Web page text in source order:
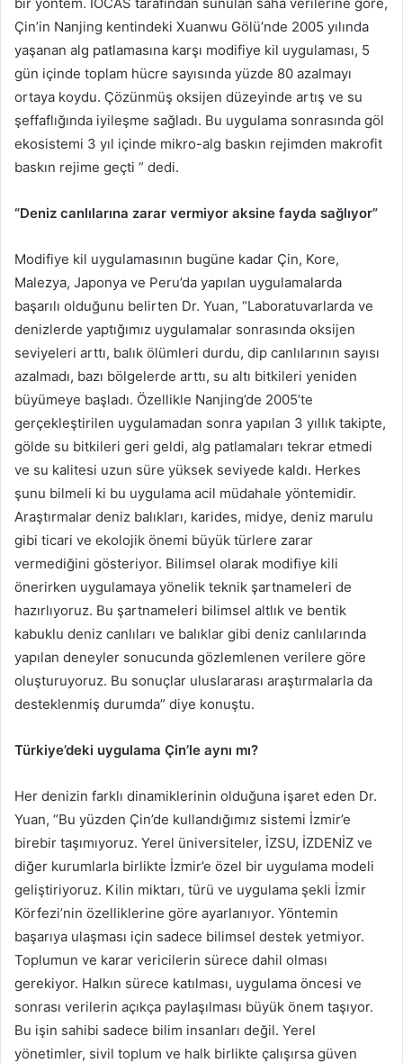
Çin’in Nanjing kentindeki Xuanwu Gölü’nde 2005 yılında
yaşanan alg patlamasına karşı modifiye kil uygulaması, 5
gün içinde toplam hücre sayısında yüzde 80 azalmayı
ortaya koydu. Çözünmüş oksijen düzeyinde artış ve su
şeffaflığında iyileşme sağladı. Bu uygulama sonrasında göl
ekosistemi 3 yıl içinde mikro-alg baskın rejimden makrofit
baskın rejime geçti ” dedi.
“Deniz canlılarına zarar vermiyor aksine fayda sağlıyor”
Modifiye kil uygulamasının bugüne kadar Çin, Kore,
Malezya, Japonya ve Peru’da yapılan uygulamalarda
başarılı olduğunu belirten Dr. Yuan, “Laboratuvarlarda ve
denizlerde yaptığımız uygulamalar sonrasında oksijen
seviyeleri arttı, balık ölümleri durdu, dip canlılarının sayısı
azalmadı, bazı bölgelerde arttı, su altı bitkileri yeniden
büyümeye başladı. Özellikle Nanjing’de 2005’te
gerçekleştirilen uygulamadan sonra yapılan 3 yıllık takipte,
gölde su bitkileri geri geldi, alg patlamaları tekrar etmedi
ve su kalitesi uzun süre yüksek seviyede kaldı. Herkes
şunu bilmeli ki bu uygulama acil müdahale yöntemidir.
Araştırmalar deniz balıkları, karides, midye, deniz marulu
gibi ticari ve ekolojik önemi büyük türlere zarar
vermediğini gösteriyor. Bilimsel olarak modifiye kili
önerirken uygulamaya yönelik teknik şartnameleri de
hazırlıyoruz. Bu şartnameleri bilimsel altlık ve bentik
kabuklu deniz canlıları ve balıklar gibi deniz canlılarında
yapılan deneyler sonucunda gözlemlenen verilere göre
oluşturuyoruz. Bu sonuçlar uluslararası araştırmalarla da
desteklenmiş durumda” diye konuştu.
Türkiye’deki uygulama Çin’le aynı mı?
Her denizin farklı dinamiklerinin olduğuna işaret eden Dr.
Yuan, “Bu yüzden Çin’de kullandığımız sistemi İzmir’e
birebir taşımıyoruz. Yerel üniversiteler, İZSU, İZDENİZ ve
diğer kurumlarla birlikte İzmir’e özel bir uygulama modeli
geliştiriyoruz. Kilin miktarı, türü ve uygulama şekli İzmir
Körfezi’nin özelliklerine göre ayarlanıyor. Yöntemin
başarıya ulaşması için sadece bilimsel destek yetmiyor.
Toplumun ve karar vericilerin sürece dahil olması
gerekiyor. Halkın sürece katılması, uygulama öncesi ve
sonrası verilerin açıkça paylaşılması büyük önem taşıyor.
Bu işin sahibi sadece bilim insanları değil. Yerel
yönetimler, sivil toplum ve halk birlikte çalışırsa güven